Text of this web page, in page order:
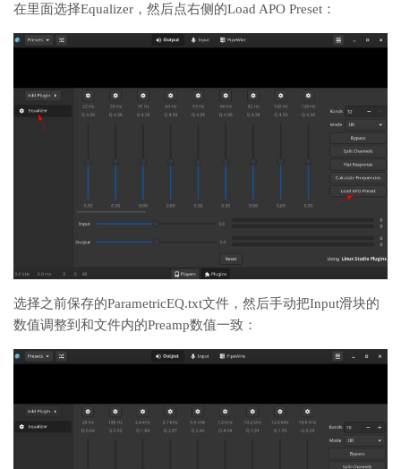
在里面选择Equalizer，然后点右侧的Load APO Preset：
选择之前保存的ParametricEQ.txt文件，然后手动把Input滑块的
数值调整到和文件内的Preamp数值一致：